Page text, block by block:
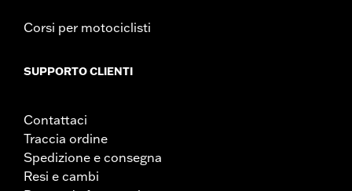
Corsi per motociclisti
SUPPORTO CLIENTI
Contattaci
Traccia ordine
Spedizione e consegna
Resi e cambi